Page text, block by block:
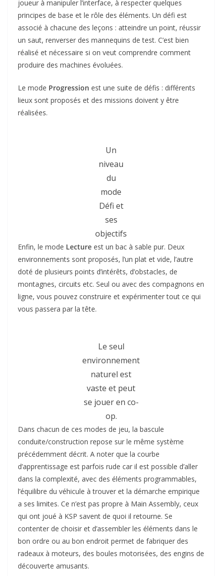
joueur à manipuler l’interface, à respecter quelques
principes de base et le rôle des éléments. Un défi est
associé à chacune des leçons : atteindre un point, réussir
un saut, renverser des mannequins de test. C’est bien
réalisé et nécessaire si on veut comprendre comment
produire des machines évoluées.
Le mode Progression est une suite de défis : différents
lieux sont proposés et des missions doivent y être
réalisées.
Un
niveau
du
mode
Défi et
ses
objectifs
Enfin, le mode Lecture est un bac à sable pur. Deux
environnements sont proposés, l’un plat et vide, l’autre
doté de plusieurs points d’intérêts, d’obstacles, de
montagnes, circuits etc. Seul ou avec des compagnons en
ligne, vous pouvez construire et expérimenter tout ce qui
vous passera par la tête.
Le seul
environnement
naturel est
vaste et peut
se jouer en co-
op.
Dans chacun de ces modes de jeu, la bascule
conduite/construction repose sur le même système
précédemment décrit. A noter que la courbe
d’apprentissage est parfois rude car il est possible d’aller
dans la complexité, avec des éléments programmables,
l’équilibre du véhicule à trouver et la démarche empirique
a ses limites. Ce n’est pas propre à Main Assembly, ceux
qui ont joué à KSP savent de quoi il retourne. Se
contenter de choisir et d’assembler les éléments dans le
bon ordre ou au bon endroit permet de fabriquer des
radeaux à moteurs, des boules motorisées, des engins de
découverte amusants.